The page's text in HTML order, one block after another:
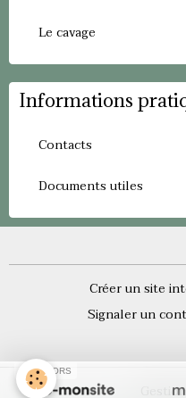
Le cavage
Informations
Contacts
Documents utiles
Créer un site
Signaler un
SPONSORS